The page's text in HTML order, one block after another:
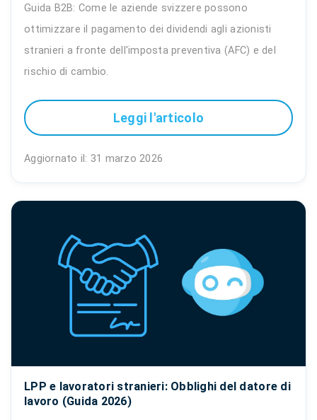
Guida B2B: Come le aziende svizzere possono
ottimizzare il pagamento dei dividendi agli azionisti
stranieri a fronte dell'imposta preventiva (AFC) e del
rischio di cambio.
Leggi l'articolo
Aggiornato il: 31 marzo 2026
LPP e lavoratori stranieri: Obblighi del datore di
lavoro (Guida 2026)